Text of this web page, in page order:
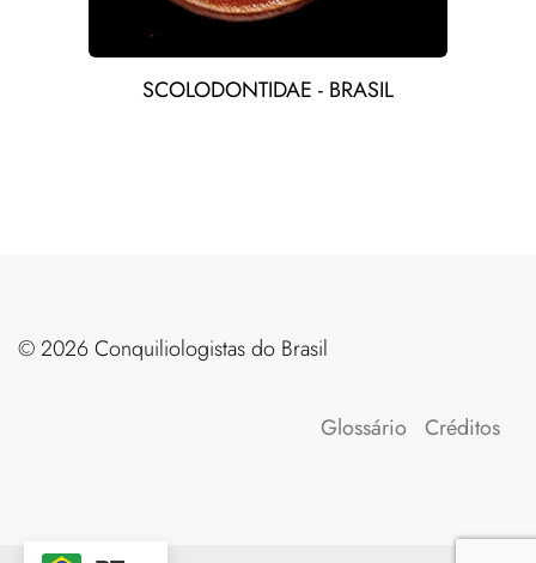
SCOLODONTIDAE - BRASIL
©️ 2026 Conquiliologistas do Brasil
Glossário Créditos